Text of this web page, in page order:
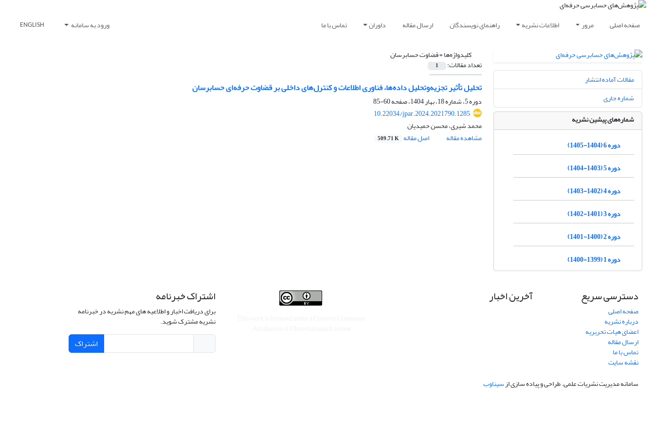
صفحه اصلی مرور اطلاعات نشریه راهنمای نویسندگان ارسال مقاله داوران تماس با ما ورود به سامانه ENGLISH
کلیدواژه‌ها =قضاوت حسابرسان
تعداد مقالات: 1
تحلیل تأثیر تجزیه‌‌و‌تحلیل داده‌ها، فناوری اطلاعات و کنترل‌های داخلی بر قضاوت حرفه‌‌ای حسابرسان
دوره 5، شماره 18، بهار 1404، صفحه
60-85
10.22034/jpar.2024.2021790.1285
محمد شیری، محسن حمیدیان
مشاهده مقاله
اصل مقاله 509.71 K
مقالات آماده انتشار
شماره جاری
شماره‌های پیشین نشریه
دوره 6 (1404-1405)
دوره 5 (1403-1404)
دوره 4 (1402-1403)
دوره 3 (1401-1402)
دوره 2 (1400-1401)
دوره 1 (1399-1400)
دسترسی سریع
صفحه اصلی
درباره نشریه
اعضای هیات تحریریه
ارسال مقاله
تماس با ما
نقشه سایت
آخرین اخبار اشتراک خبرنامه
برای دریافت اخبار و اطلاعیه های مهم نشریه در خبرنامه
نشریه مشترک شوید.
اشتراک
سامانه مدیریت نشریات علمی.طراحی و پیاده سازی ازسیناوب